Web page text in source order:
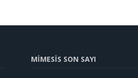
MİMESİS SON SAYI